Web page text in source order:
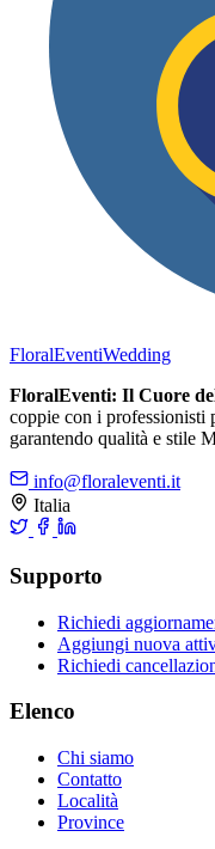
FloralEventiWedding
FloralEventi: Il Cuore
coppie con i professionisti
garantendo qualità e stile
info@floraleventi.it
Italia
Supporto
Richiedi
Aggiungi nuova
Richiedi
Elenco
Chi siamo
Contatto
Località
Province